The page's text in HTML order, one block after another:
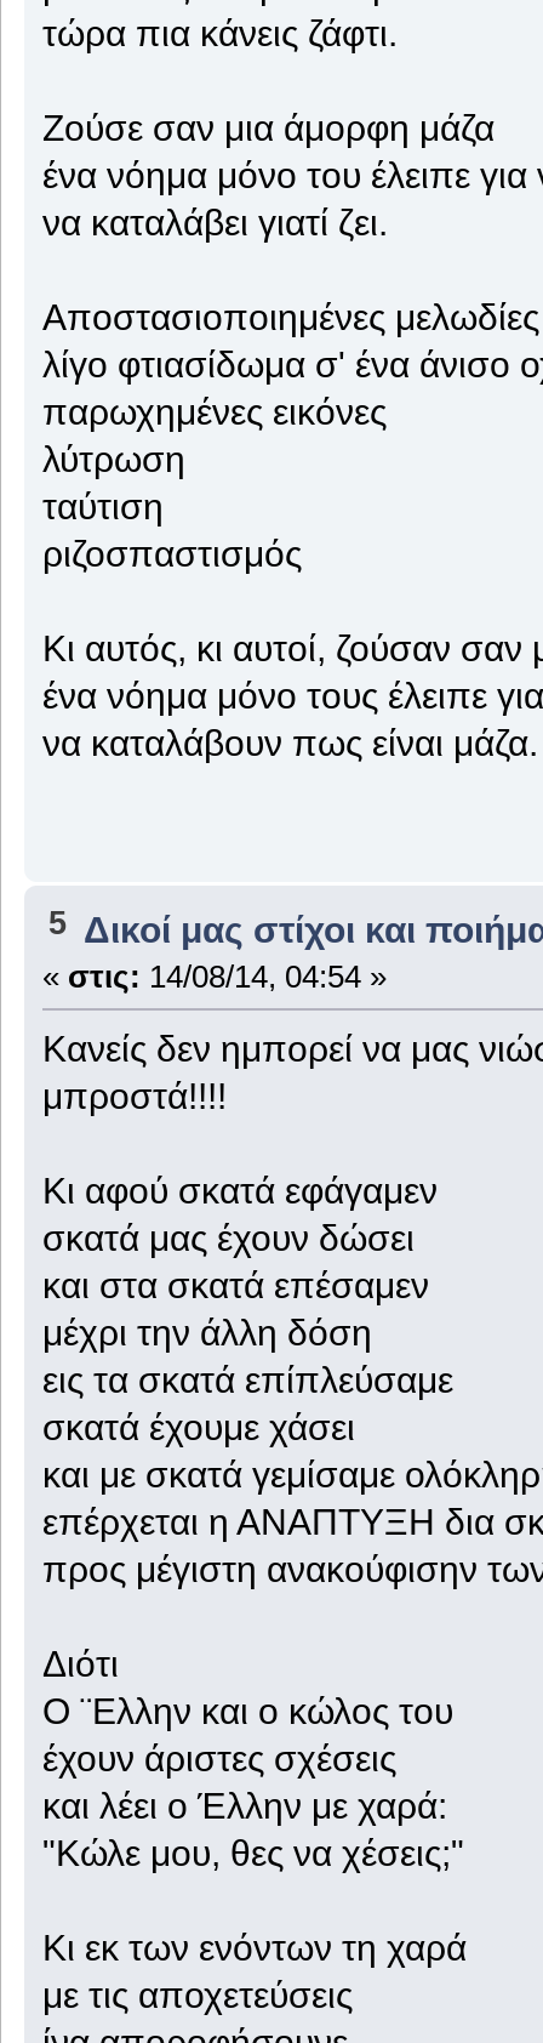
τώρα πια κάνεις ζάφτι.
Ζούσε σαν μια άμορφη μάζα
ένα νόημα μόνο του έλειπε
να καταλάβει γιατί ζει.
Αποστασιοποιημένες μελωδίες
λίγο φτιασίδωμα σ' ένα άνισο
παρωχημένες εικόνες
λύτρωση
ταύτιση
ριζοσπαστισμός
Κι αυτός, κι αυτοί, ζούσαν
ένα νόημα μόνο τους έλειπε
να καταλάβουν πως είναι μάζα.
5 Δικοί μας στίχοι και
« στις: 14/08/14, 04:54 »
Κανείς δεν ημπορεί να μας
μπροστά!!!!
Κι αφού σκατά εφάγαμεν
σκατά μας έχουν δώσει
και στα σκατά επέσαμεν
μέχρι την άλλη δόση
εις τα σκατά επίπλεύσαμε
σκατά έχουμε χάσει
και με σκατά γεμίσαμε
επέρχεται η ΑΝΑΠΤΥΞΗ δια
προς μέγιστη ανακούφισην
Διότι
Ο ¨Ελλην και ο κώλος του
έχουν άριστες σχέσεις
και λέει ο Έλλην με χαρά:
"Κώλε μου, θες να χέσεις;"
Κι εκ των ενόντων τη χαρά
με τις αποχετεύσεις